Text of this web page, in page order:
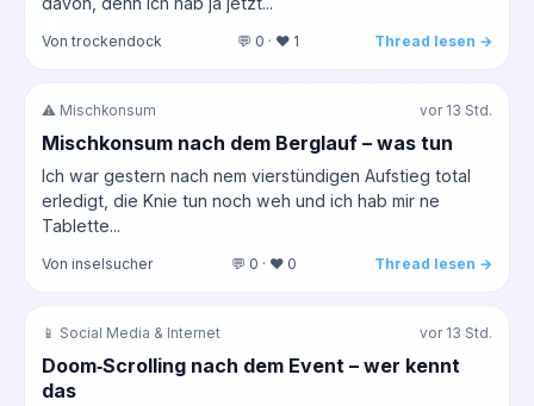
Von trockendock 💬 0 · ❤️ 1 Thread lesen →
⚠️ Mischkonsum vor 13 Std.
Mischkonsum nach dem Berglauf – was tun
Ich war gestern nach nem vierstündigen Aufstieg total
erledigt, die Knie tun noch weh und ich hab mir ne
Tablette...
Von inselsucher 💬 0 · ❤️ 0 Thread lesen →
📱 Social Media & Internet vor 13 Std.
Doom‑Scrolling nach dem Event – wer kennt
das